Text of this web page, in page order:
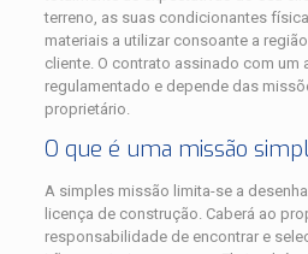
terreno, as suas condicionantes
materiais a utilizar consoante a
cliente. O contrato assinado com um
regulamentado e depende das
proprietário.
O que é uma missão
A simples missão limita-se a
licença de construção. Caberá ao
responsabilidade de encontrar e